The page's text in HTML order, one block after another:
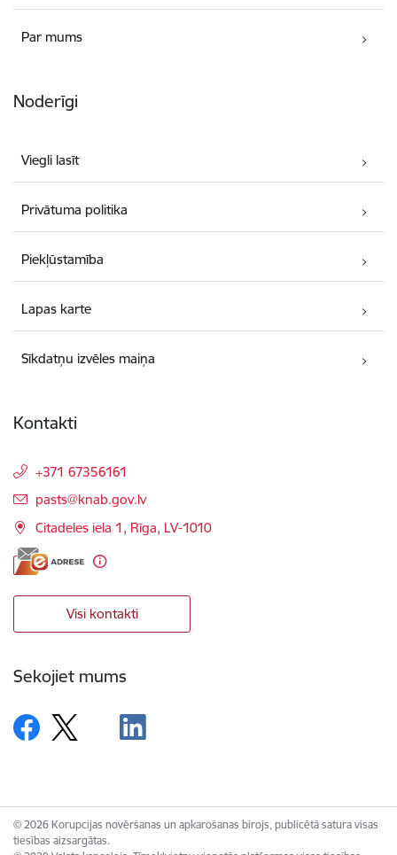
Par mums
Noderīgi
Viegli lasīt
Privātuma politika
Piekļūstamība
Lapas karte
Sīkdatņu izvēles maiņa
Kontakti
+371 67356161
E-pasts:
pasts@knab.gov.lv
Citadeles iela 1, Rīga, LV-1010
Visi kontakti
Sekojiet mums
© 2026 Korupcijas novēršanas un apkarošanas birojs, publicētā satura visas
tiesības aizsargātas.